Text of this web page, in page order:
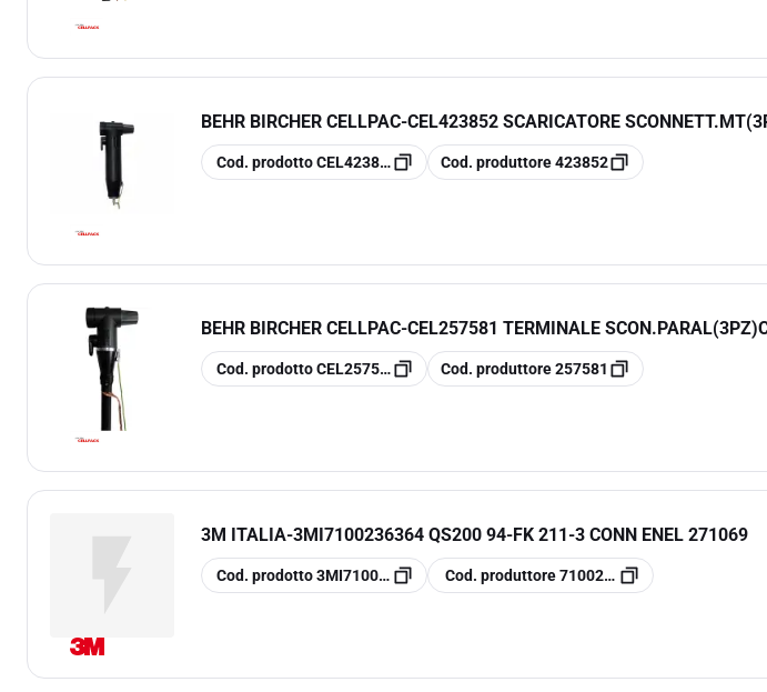
BEHR BIRCHER CELLPAC-CEL423852 SCARICATORE
copia
Cod. prodotto CEL423852 copia
Cod. produttore423852
BEHR BIRCHER CELLPAC-CEL257581 TERMINALE
copia
Cod. prodotto CEL257581 copia
Cod. produttore257581
3M ITALIA-3MI7100236364 QS200 94-FK 211-3 CONN ENEL 271069
copia
Cod. prodotto3MI7100236364copiaCod. produttore 7100236364